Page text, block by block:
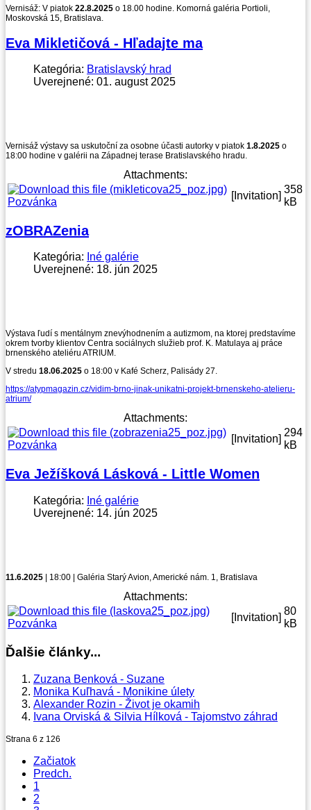
Vernisáž: V piatok 22.8.2025 o 18.00 hodine. Komorná galéria Portioli,
Moskovská 15, Bratislava.
Eva Mikletičová - Hľadajte ma
Kategória: Bratislavský hrad
Uverejnené: 01. august 2025
Vernisáž výstavy sa uskutoční za osobne účasti autorky v piatok 1.8.2025 o
18:00 hodine v galérii na Západnej terase Bratislavského hradu.
Attachments:
Pozvánka
[Invitation]
358
kB
zOBRAZenia
Kategória: Iné galérie
Uverejnené: 18. jún 2025
Výstava ľudí s mentálnym znevýhodnením a autizmom, na ktorej predstavíme
okrem tvorby klientov Centra sociálnych služieb prof. K. Matulaya aj práce
brnenského ateliéru ATRIUM.
V stredu 18.06.2025 o 18:00 v Kafé Scherz, Palisády 27.
https://atypmagazin.cz/vidim-brno-jinak-unikatni-projekt-brnenskeho-atelieru-
atrium/
Attachments:
Pozvánka
[Invitation]
294
kB
Eva Ježíšková Lásková - Little Women
Kategória: Iné galérie
Uverejnené: 14. jún 2025
11.6.2025 | 18:00 | Galéria Starý Avion, Americké nám. 1, Bratislava
Attachments:
Pozvánka
[Invitation]
80
kB
Ďalšie články...
Zuzana Benková - Suzane
Monika Kuľhavá - Monikine úlety
Alexander Rozin - Život je okamih
Ivana Orviská & Silvia Hílková - Tajomstvo záhrad
Strana 6 z 126
Začiatok
Predch.
1
2